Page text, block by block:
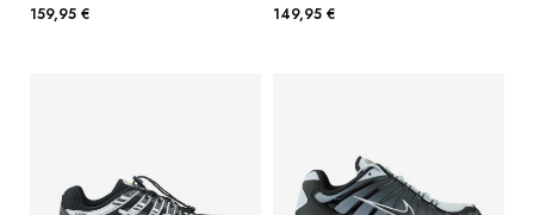
159,95 €
149,95 €